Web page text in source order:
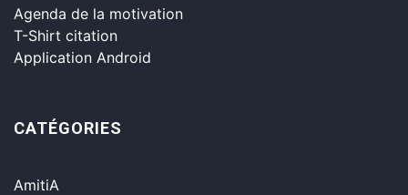
Agenda de la motivation
T-Shirt citation
Application Android
CATÉGORIES
AmitiA